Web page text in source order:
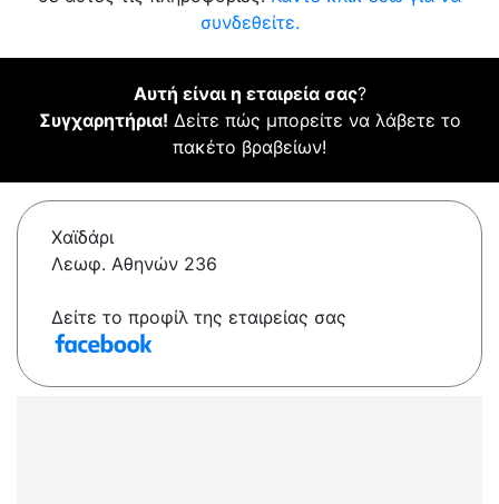
συνδεθείτε.
Αυτή είναι η εταιρεία σας?
Συγχαρητήρια! Δείτε πώς μπορείτε να λάβετε το
πακέτο βραβείων!
Χαϊδάρι
Λεωφ. Αθηνών 236
Δείτε το προφίλ της εταιρείας σας